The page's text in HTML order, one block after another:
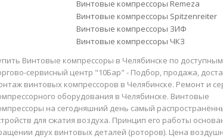
Винтовые компрессоры Remeza
Винтовые компрессоры Spitzenreiter
Винтовые компрессоры ЗИФ
Винтовые компрессоры ЧКЗ
Винтовые компрессоры в Челябинске по
сервисный центр "10Бар" - Подбор, продажа,
винтовых компрессоров в Челябинске. Ремонт и
оборудования в Челябинске. Винтовые
на сегодняшний день самый
для сжатия воздуха. Принцип его работы
двух винтовых деталей (роторов). Цена